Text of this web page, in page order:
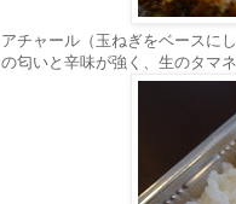
アチャール（玉ねぎをベースに
の匂いと辛味が強く、生のタマ